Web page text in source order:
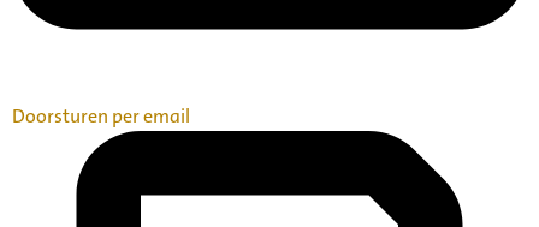
Doorsturen per email